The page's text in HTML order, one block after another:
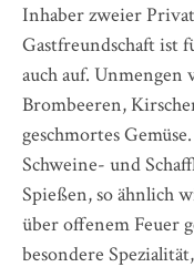
Inhaber zweier
Gastfreundschaft ist
auch auf.
Brombeeren,
geschmortes
Schweine- und
Spießen, so ähnlich
über offenem Feuer
besondere